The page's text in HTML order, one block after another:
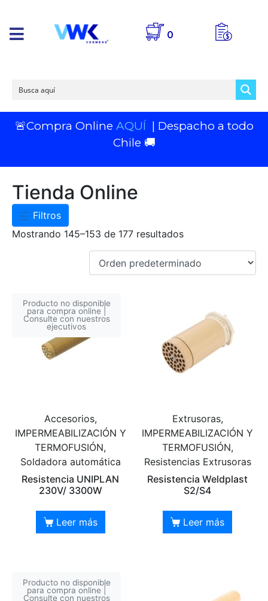
0
🚨Compra Online AQUÍ | Despacho a todo
Chile 🚚
Tienda Online
Filtros
Mostrando 145–153 de 177 resultados
Producto no disponible
para compra online |
Consulte con nuestros
ejecutivos
Accesorios,
IMPERMEABILIZACIÓN Y
TERMOFUSIÓN,
Soldadora automática
Resistencia UNIPLAN
230V/ 3300W
Leer más
Extrusoras,
IMPERMEABILIZACIÓN Y
TERMOFUSIÓN,
Resistencias Extrusoras
Resistencia Weldplast
S2/S4
Leer más
Producto no disponible
para compra online |
Consulte con nuestros